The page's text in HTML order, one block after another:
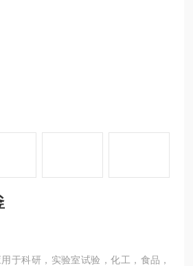
于科研，实验室试验，化工，食品，